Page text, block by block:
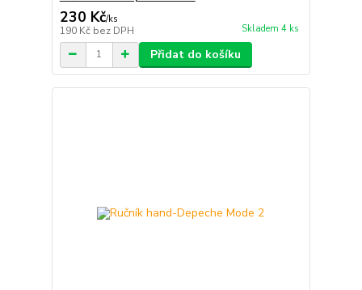
230 Kč/ks
190 Kč bez DPH Skladem 4 ks
Přidat do košíku